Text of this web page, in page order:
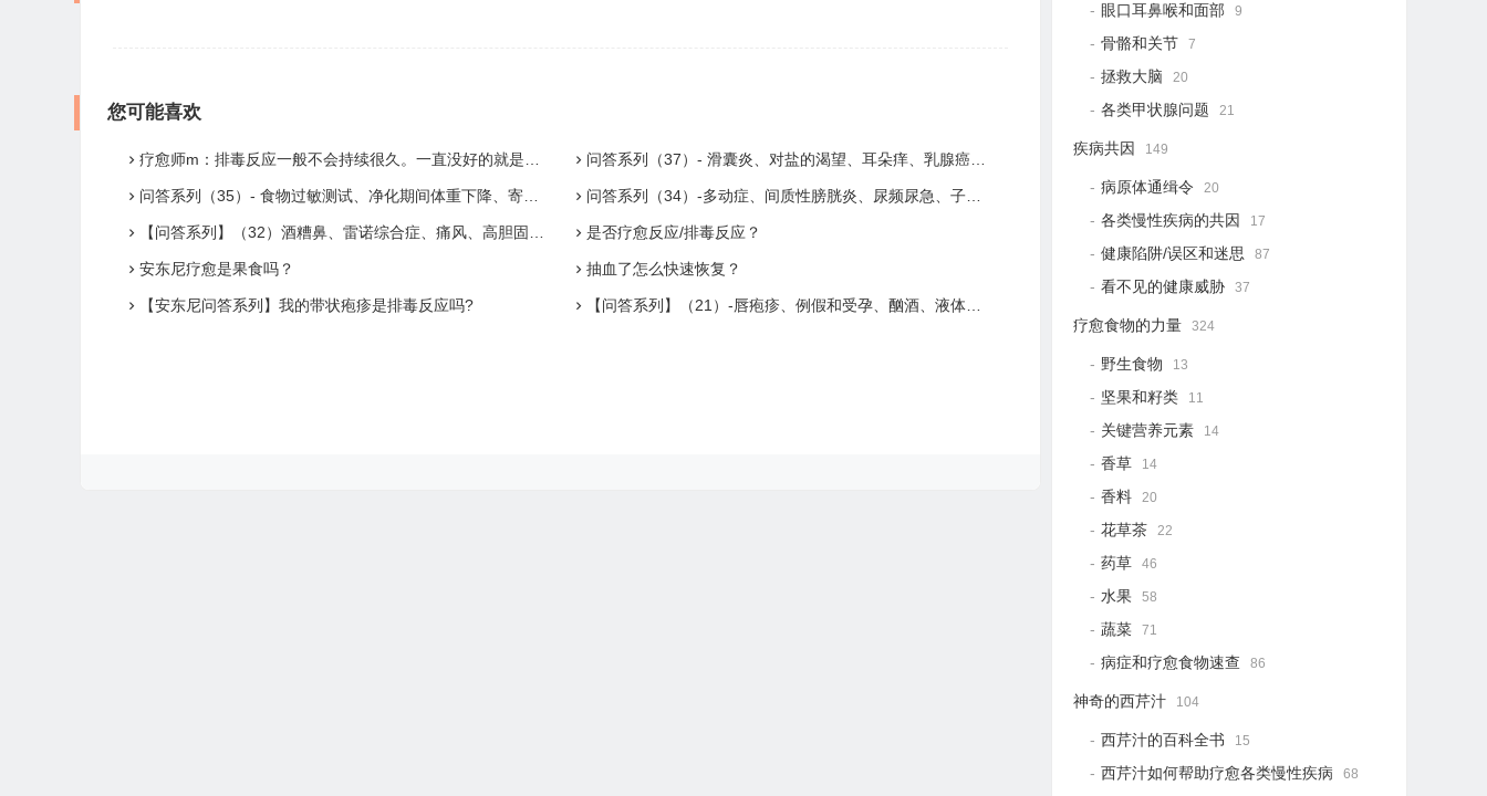
您可能喜欢
疗愈师m：排毒反应一般不会持续很久。一直没好的就是病症爆发。要当病症来处理。 问答系列（37）- 滑囊炎、对盐的渴望、耳朵痒、乳腺癌、甲减、B12匮乏、缺铁、脂肪肝
问答系列（35）- 食物过敏测试、净化期间体重下降、寄生虫、念珠菌、疲劳、霉菌、旅行期间饮食 问答系列（34）-多动症、间质性膀胱炎、尿频尿急、子宫内膜异位症、脱发、食物的精神和情绪疗愈力量
【问答系列】（32）酒糟鼻、雷诺综合症、痛风、高胆固醇、扁桃腺结石 是否疗愈反应/排毒反应？
安东尼疗愈是果食吗？ 抽血了怎么快速恢复？
【安东尼问答系列】我的带状疱疹是排毒反应吗? 【问答系列】（21）-唇疱疹、例假和受孕、酗酒、液体滞留/浮肿、铁蛋白低和补铁
眼口耳鼻喉和面部 9
骨骼和关节 7
拯救大脑 20
各类甲状腺问题 21
疾病共因 149
病原体通缉令 20
各类慢性疾病的共因 17
健康陷阱/误区和迷思 87
看不见的健康威胁 37
疗愈食物的力量 324
野生食物 13
坚果和籽类 11
关键营养元素 14
香草 14
香料 20
花草茶 22
药草 46
水果 58
蔬菜 71
病症和疗愈食物速查 86
神奇的西芹汁 104
西芹汁的百科全书 15
西芹汁如何帮助疗愈各类慢性疾病 68